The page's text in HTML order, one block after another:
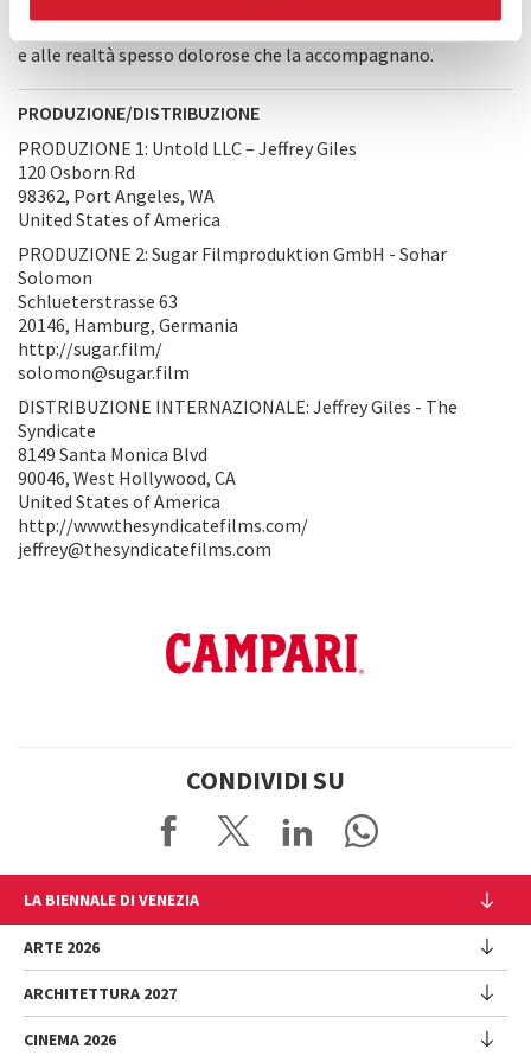
esaminando criticamente i dilemmi etici e artistici che
e alle realtà spesso dolorose che la accompagnano.
PRODUZIONE/DISTRIBUZIONE
PRODUZIONE 1: Untold LLC – Jeffrey Giles
120 Osborn Rd
98362, Port Angeles, WA
United States of America
PRODUZIONE 2: Sugar Filmproduktion GmbH - Sohar
Solomon
Schlueterstrasse 63
20146, Hamburg, Germania
http://sugar.film/
solomon@sugar.film
DISTRIBUZIONE INTERNAZIONALE: Jeffrey Giles - The
Syndicate
8149 Santa Monica Blvd
90046, West Hollywood, CA
United States of America
http://www.thesyndicatefilms.com/
jeffrey@thesyndicatefilms.com
CONDIVIDI SU
LA BIENNALE DI VENEZIA
L'Istituzione
Cariche istituzionali
Storia
Luoghi
ARTE 2026
Esposizione
ARCHITETTURA 2027
Mostra
CINEMA 2026